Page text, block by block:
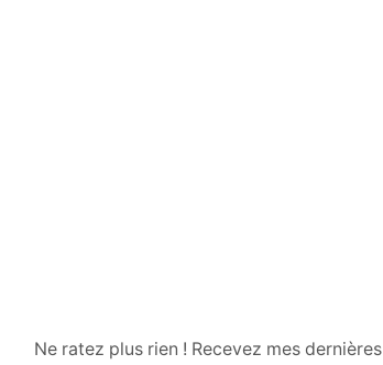
Ne ratez plus rien ! Recevez mes dernières